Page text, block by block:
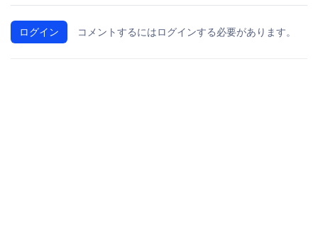
ログイン コメントするにはログインする必要があります。